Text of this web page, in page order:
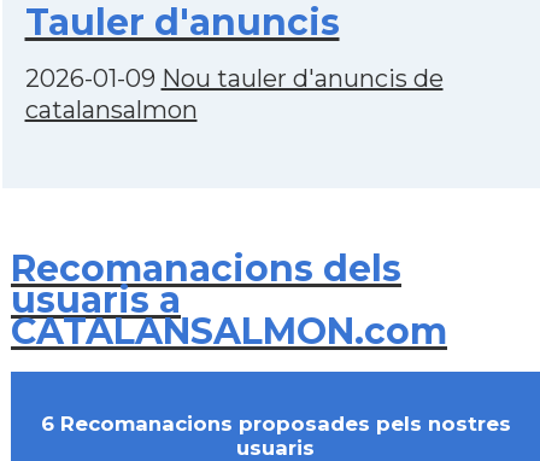
Tauler d'anuncis
2026-01-09 Nou tauler d'anuncis de
catalansalmon
Recomanacions dels
usuaris a
CATALANSALMON.com
6 Recomanacions proposades pels nostres
usuaris